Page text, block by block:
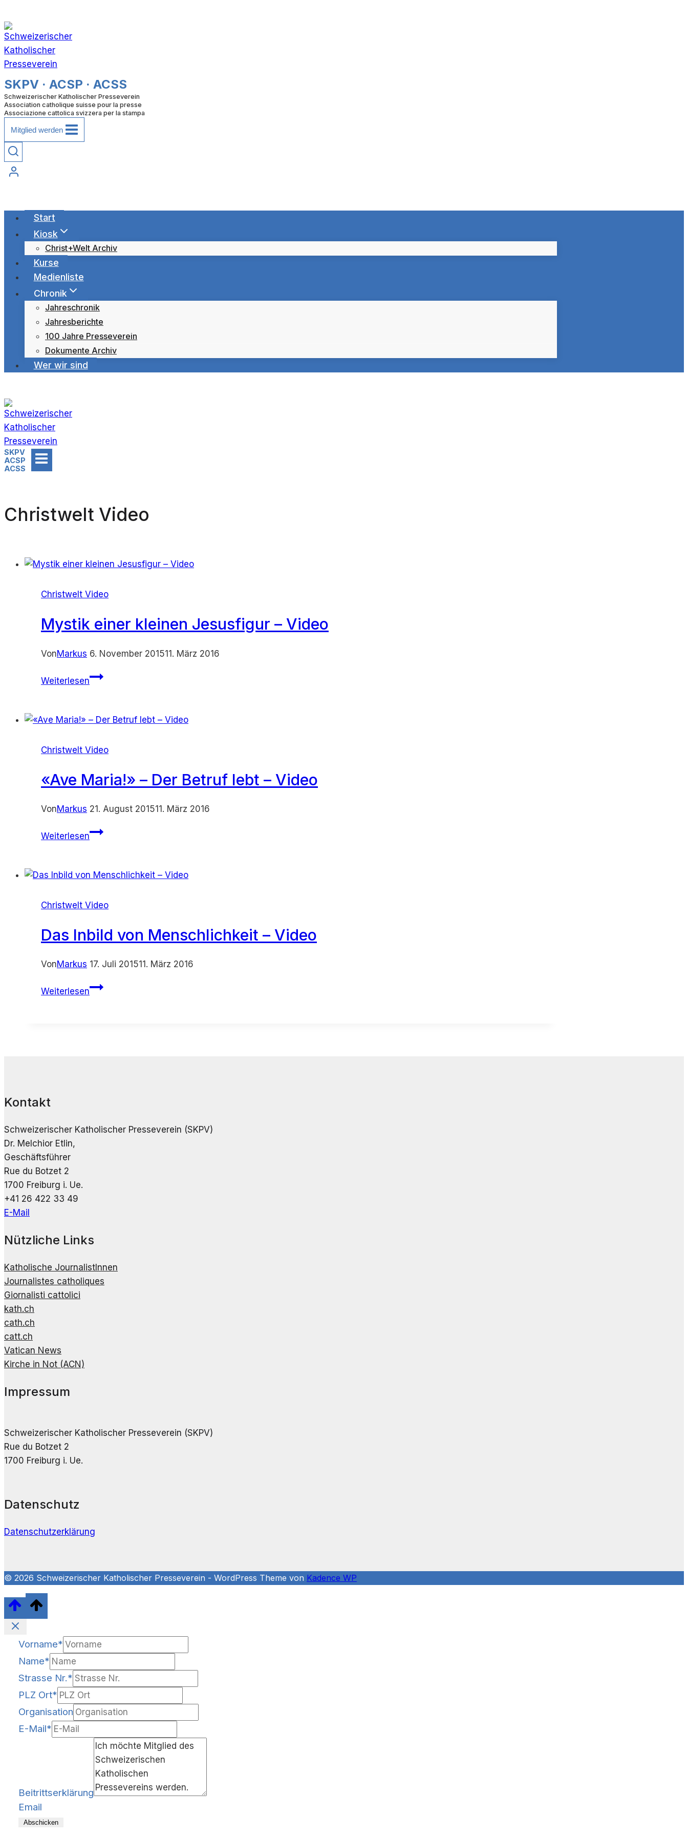
Inhalt
springen
SKPV · ACSP · ACSS
Schweizerischer Katholischer Presseverein
Association catholique suisse pour la presse
Associazione cattolica svizzera per la stampa
Mitglied werden
Start
Kiosk
Christ+Welt Archiv
Kurse
Medienliste
Chronik
Jahreschronik
Jahresberichte
100 Jahre Presseverein
Dokumente Archiv
Wer wir sind
SKPV
ACSP
ACSS
Christwelt Video
Christwelt Video
Mystik einer kleinen Jesusfigur – Video
VonMarkus 6. November 201511. März 2016
WeiterlesenMystik
Jesusfigur
Video
Christwelt Video
«Ave Maria!» – Der Betruf lebt – Video
VonMarkus 21. August 201511. März 2016
Weiterlesen«Ave
Der
lebt
Video
Christwelt Video
Das Inbild von Menschlichkeit – Video
VonMarkus 17. Juli 201511. März 2016
WeiterlesenDas
Kontakt
Schweizerischer Katholischer Presseverein (SKPV)
Dr. Melchior Etlin,
Geschäftsführer
Rue du Botzet 2
1700 Freiburg i. Ue.
+41 26 422 33 49
E-Mail
Nützliche Links
Katholische JournalistInnen
Journalistes catholiques
Giornalisti cattolici
kath.ch
cath.ch
catt.ch
Vatican News
Kirche in Not (ACN)
Impressum
Schweizerischer Katholischer Presseverein (SKPV)
Rue du Botzet 2
1700 Freiburg i. Ue.
Datenschutz
Datenschutzerklärung
© 2026 Schweizerischer Katholischer Presseverein - WordPress Theme von Kadence WP
Vorname*
Name*
Strasse Nr.*
PLZ Ort*
Organisation
E-Mail*
Beitrittserklärung
Email
Abschicken